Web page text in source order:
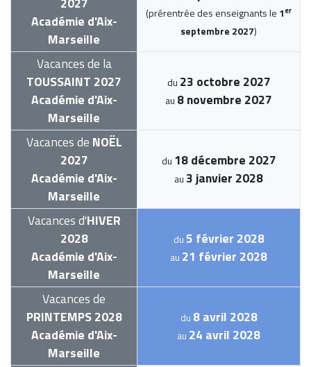
Académie d'Aix-
Marseille
(prérentrée des enseignants le 1er
septembre 2027)
Vacances de la
TOUSSAINT 2027
Académie d'Aix-
Marseille
du 23 octobre 2027
au 8 novembre 2027
Vacances de NOËL
2027
Académie d'Aix-
Marseille
du 18 décembre 2027
au 3 janvier 2028
Vacances d'HIVER
2028
Académie d'Aix-
Marseille
du5 février 2028
au 21 février 2028
Vacances de
PRINTEMPS 2028
Académie d'Aix-
Marseille
du 8 avril 2028
au 24 avril 2028